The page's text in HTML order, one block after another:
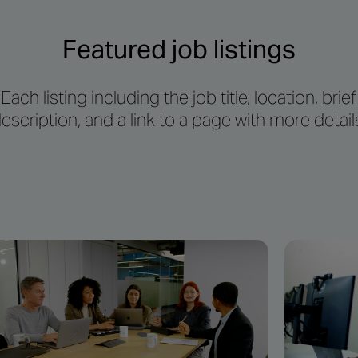
Featured job listings
Each listing including the job title, location, brief
and a link to a page with more